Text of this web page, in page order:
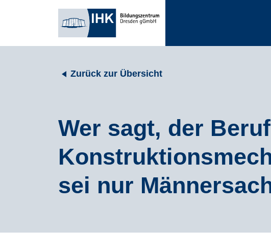
Zurück zur Übersicht
Wer sagt, der Beruf
sei nur